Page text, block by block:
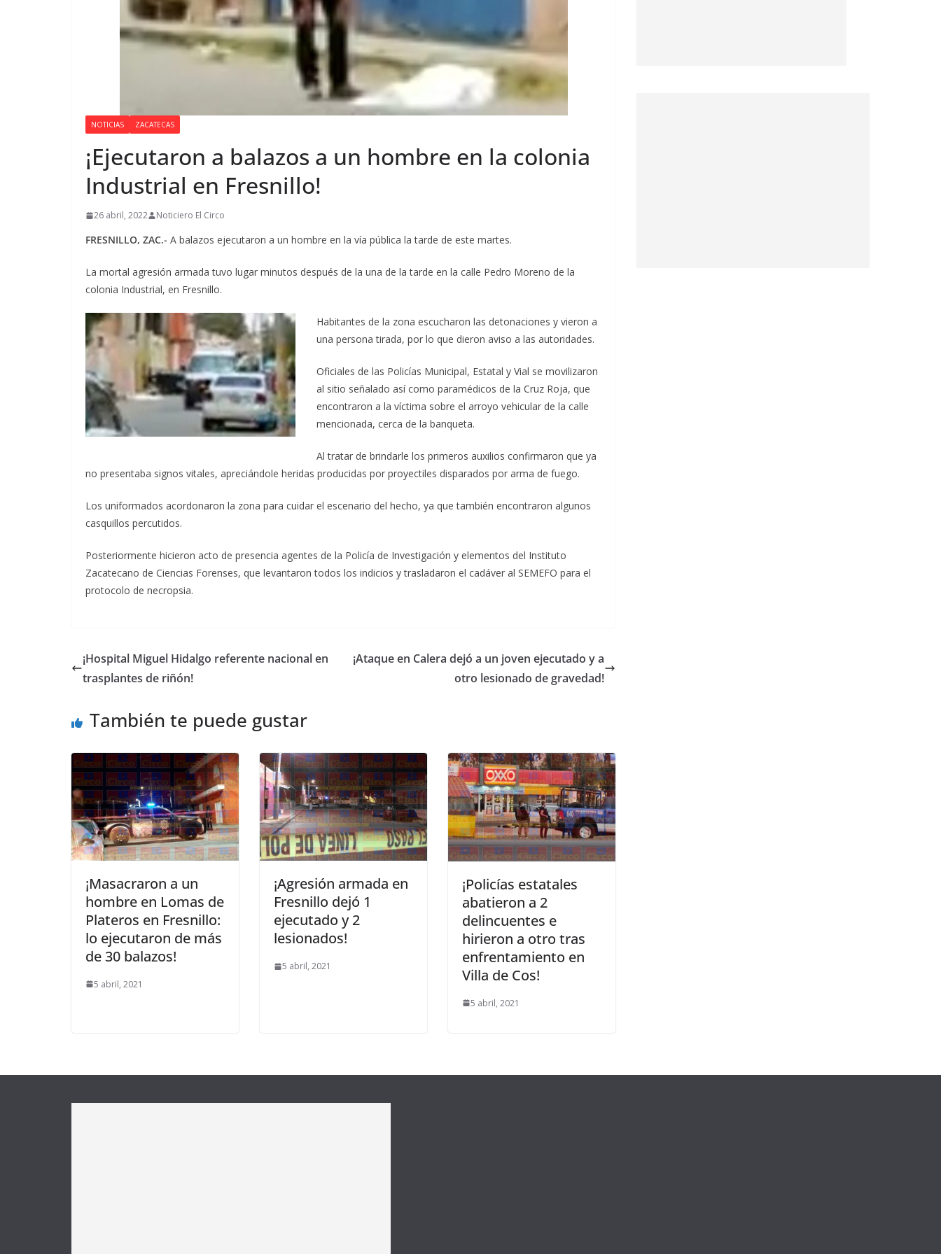
NOTICIAS ZACATECAS
¡Ejecutaron a balazos a un hombre en la colonia
Industrial en Fresnillo!
26 abril, 2022 Noticiero El Circo
FRESNILLO, ZAC.- A balazos ejecutaron a un hombre en la vía pública la tarde de este martes.
La mortal agresión armada tuvo lugar minutos después de la una de la tarde en la calle Pedro Moreno de la
colonia Industrial, en Fresnillo.
Habitantes de la zona escucharon las detonaciones y vieron a
una persona tirada, por lo que dieron aviso a las autoridades.
Oficiales de las Policías Municipal, Estatal y Vial se movilizaron
al sitio señalado así como paramédicos de la Cruz Roja, que
encontraron a la víctima sobre el arroyo vehicular de la calle
mencionada, cerca de la banqueta.
Al tratar de brindarle los primeros auxilios confirmaron que ya
no presentaba signos vitales, apreciándole heridas producidas por proyectiles disparados por arma de fuego.
Los uniformados acordonaron la zona para cuidar el escenario del hecho, ya que también encontraron algunos
casquillos percutidos.
Posteriormente hicieron acto de presencia agentes de la Policía de Investigación y elementos del Instituto
Zacatecano de Ciencias Forenses, que levantaron todos los indicios y trasladaron el cadáver al SEMEFO para el
protocolo de necropsia.
¡Hospital Miguel Hidalgo referente nacional en
trasplantes de riñón!
¡Ataque en Calera dejó a un joven ejecutado y a
otro lesionado de gravedad!
También te puede gustar
¡Masacraron a un
hombre en Lomas de
Plateros en Fresnillo:
lo ejecutaron de más
de 30 balazos!
5 abril, 2021
¡Agresión armada en
Fresnillo dejó 1
ejecutado y 2
lesionados!
5 abril, 2021
¡Policías estatales
abatieron a 2
delincuentes e
hirieron a otro tras
enfrentamiento en
Villa de Cos!
5 abril, 2021